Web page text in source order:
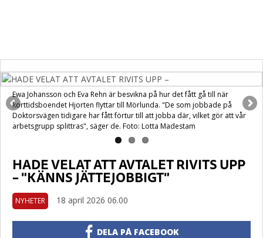
Ewa Johansson och Eva Rehn är besvikna på hur det fått gå till när
korttidsboendet Hjorten flyttar till Mörlunda. "De som jobbade på
Doktorsvägen tidigare har fått förtur till att jobba där, vilket gör att vår
arbetsgrupp splittras", säger de. Foto: Lotta Madestam
HADE VELAT ATT AVTALET RIVITS UPP
– "KÄNNS JÄTTEJOBBIGT"
NYHETER 18 april 2026 06.00
DELA PÅ FACEBOOK